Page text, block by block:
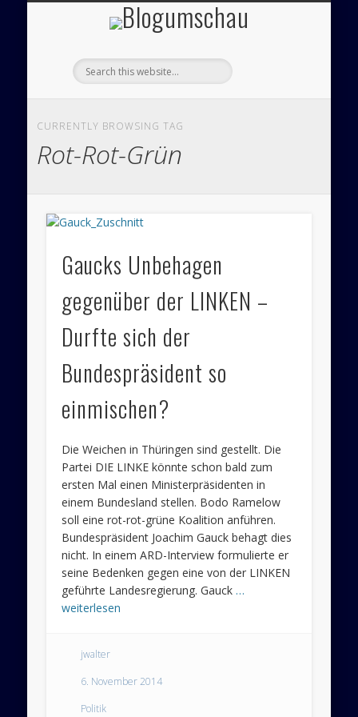
ÜBER UNS – BLOGUMSCHAU
ZEICHNUNGEN
CURRENTLY BROWSING TAG
Rot-Rot-Grün
Gaucks Unbehagen
gegenüber der LINKEN –
Durfte sich der
Bundespräsident so
einmischen?
Die Weichen in Thüringen sind gestellt. Die
Partei DIE LINKE könnte schon bald zum
ersten Mal einen Ministerpräsidenten in
einem Bundesland stellen. Bodo Ramelow
soll eine rot-rot-grüne Koalition anführen.
Bundespräsident Joachim Gauck behagt dies
nicht. In einem ARD-Interview formulierte er
seine Bedenken gegen eine von der LINKEN
geführte Landesregierung. Gauck …
weiterlesen
jwalter
6. November 2014
Politik